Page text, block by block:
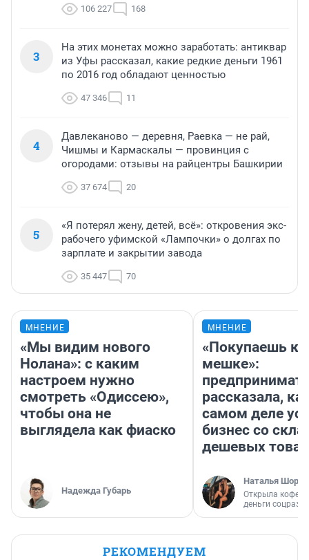
106 227 168
3
На этих монетах можно заработать: антиквар
из Уфы рассказал, какие редкие деньги 1961
по 2016 год обладают ценностью
47 346 11
4
Давлеканово — деревня, Раевка — не рай,
Чишмы и Кармаскалы — провинция с
огородами: отзывы на райцентры Башкирии
37 674 20
5
«Я потерял жену, детей, всё»: откровения экс-
рабочего уфимской «Лампочки» о долгах по
зарплате и закрытии завода
35 447 70
МНЕНИЕ
«Мы видим нового
Нолана»: с каким
настроем нужно
смотреть «Одиссею»,
чтобы она не
выглядела как фиаско
Надежда Губарь
МНЕНИЕ
«Покупаешь
мешке»:
рассказала,
самом деле
бизнес со
дешевых
Наталья
Открыла
деньги
РЕКОМЕНДУЕМ